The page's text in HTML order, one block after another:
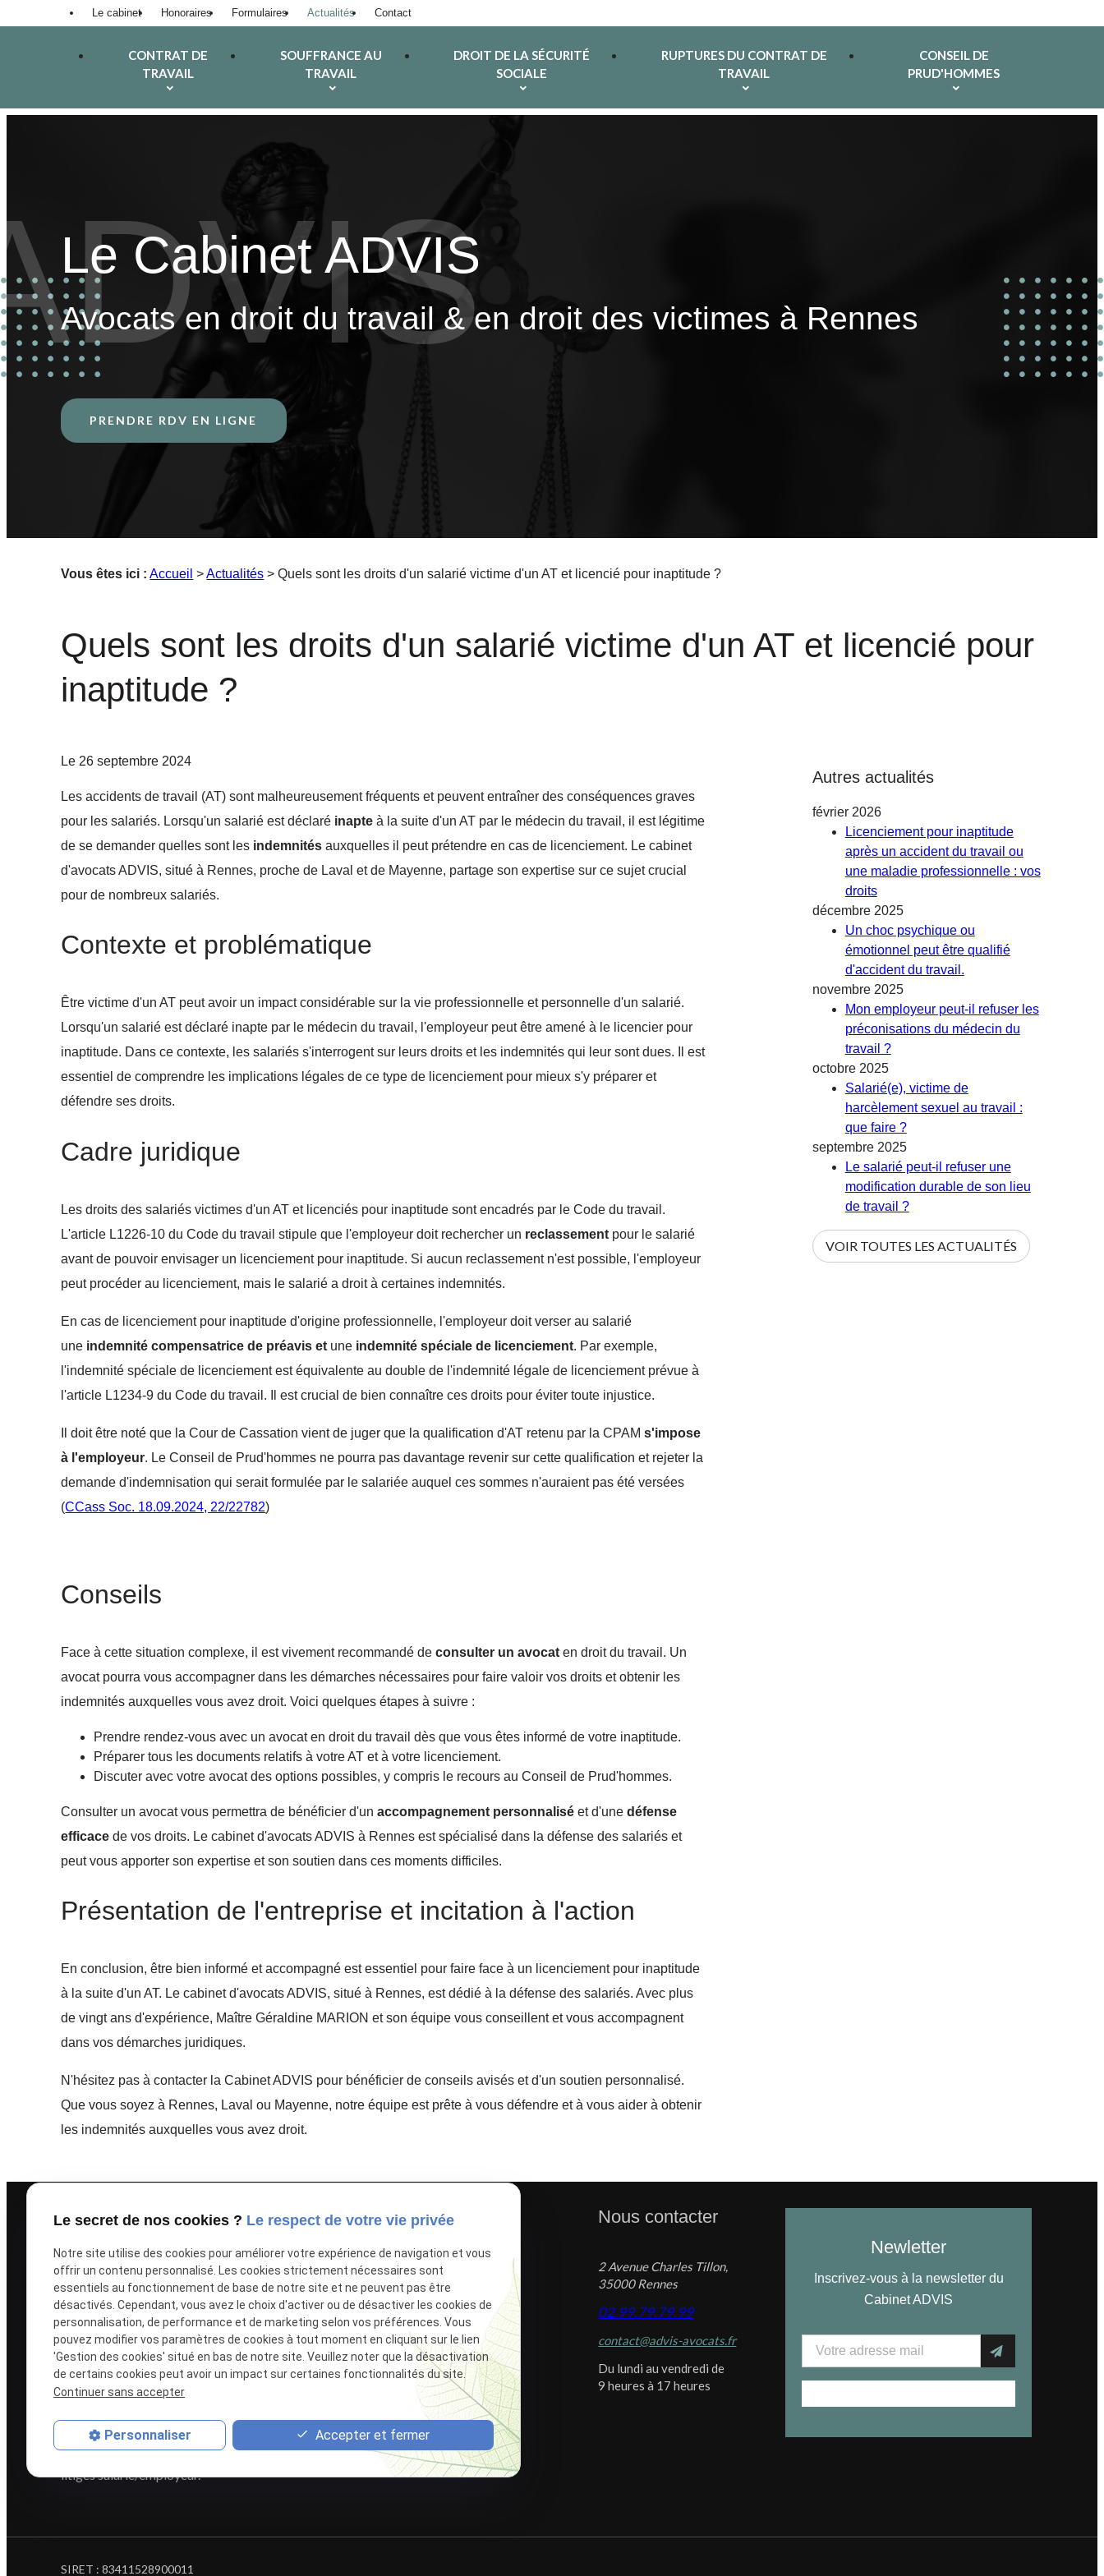
Le cabinet Honoraires Formulaires Actualités Contact
CONTRAT DE
TRAVAIL
SOUFFRANCE AU
TRAVAIL
DROIT DE LA SÉCURITÉ
SOCIALE
RUPTURES DU CONTRAT DE
TRAVAIL
CONSEIL DE
PRUD'HOMMES
Le Cabinet ADVIS
Avocats en droit du travail & en droit des victimes à Rennes
PRENDRE RDV EN LIGNE
Vous êtes ici : Accueil >Actualités > Quels sont les droits d'un salarié victime d'un AT et licencié pour inaptitude ?
Quels sont les droits d'un salarié victime d'un AT et licencié pour
inaptitude ?
Le 26 septembre 2024
Les accidents de travail (AT) sont malheureusement fréquents et peuvent entraîner des conséquences graves
pour les salariés. Lorsqu'un salarié est déclaré inapte à la suite d'un AT par le médecin du travail, il est légitime
de se demander quelles sont les indemnités auxquelles il peut prétendre en cas de licenciement. Le cabinet
d'avocats ADVIS, situé à Rennes, proche de Laval et de Mayenne, partage son expertise sur ce sujet crucial
pour de nombreux salariés.
Contexte et problématique
Être victime d'un AT peut avoir un impact considérable sur la vie professionnelle et personnelle d'un salarié.
Lorsqu'un salarié est déclaré inapte par le médecin du travail, l'employeur peut être amené à le licencier pour
inaptitude. Dans ce contexte, les salariés s'interrogent sur leurs droits et les indemnités qui leur sont dues. Il est
essentiel de comprendre les implications légales de ce type de licenciement pour mieux s'y préparer et
défendre ses droits.
Cadre juridique
Les droits des salariés victimes d'un AT et licenciés pour inaptitude sont encadrés par le Code du travail.
L'article L1226-10 du Code du travail stipule que l'employeur doit rechercher un reclassement pour le salarié
avant de pouvoir envisager un licenciement pour inaptitude. Si aucun reclassement n'est possible, l'employeur
peut procéder au licenciement, mais le salarié a droit à certaines indemnités.
En cas de licenciement pour inaptitude d'origine professionnelle, l'employeur doit verser au salarié
une indemnité compensatrice de préavis et une indemnité spéciale de licenciement. Par exemple,
l'indemnité spéciale de licenciement est équivalente au double de l'indemnité légale de licenciement prévue à
l'article L1234-9 du Code du travail. Il est crucial de bien connaître ces droits pour éviter toute injustice.
Il doit être noté que la Cour de Cassation vient de juger que la qualification d'AT retenu par la CPAMs'impose
à l'employeur. Le Conseil de Prud'hommes ne pourra pas davantage revenir sur cette qualification et rejeter la
demande d'indemnisation qui serait formulée par le salariée auquel ces sommes n'auraient pas été versées
(CCass Soc. 18.09.2024, 22/22782)
Conseils
Face à cette situation complexe, il est vivement recommandé deconsulter un avocaten droit du travail. Un
avocat pourra vous accompagner dans les démarches nécessaires pour faire valoir vos droits et obtenir les
indemnités auxquelles vous avez droit. Voici quelques étapes à suivre :
Prendre rendez-vous avec un avocat en droit du travail dès que vous êtes informé de votre inaptitude.
Préparer tous les documents relatifs à votre AT et à votre licenciement.
Discuter avec votre avocat des options possibles, y compris le recours au Conseil de Prud'hommes.
Consulter un avocat vous permettra de bénéficier d'unaccompagnement personnalisé et d'unedéfense
efficace de vos droits. Le cabinet d'avocats ADVIS à Rennes est spécialisé dans la défense des salariés et
peut vous apporter son expertise et son soutien dans ces moments difficiles.
Présentation de l'entreprise et incitation à l'action
En conclusion, être bien informé et accompagné est essentiel pour faire face à un licenciement pour inaptitude
à la suite d'un AT. Le cabinet d'avocats ADVIS, situé à Rennes, est dédié à la défense des salariés. Avec plus
de vingt ans d'expérience, Maître Géraldine MARION et son équipe vous conseillent et vous accompagnent
dans vos démarches juridiques.
N'hésitez pas à contacter la Cabinet ADVIS pour bénéficier de conseils avisés et d'un soutien personnalisé.
Que vous soyez à Rennes, Laval ou Mayenne, notre équipe est prête à vous défendre et à vous aider à obtenir
les indemnités auxquelles vous avez droit.
Autres actualités
février 2026
Licenciement pour inaptitude
après un accident du travail ou
une maladie professionnelle : vos
droits
décembre 2025
Un choc psychique ou
émotionnel peut être qualifié
d'accident du travail.
novembre 2025
Mon employeur peut-il refuser les
préconisations du médecin du
travail ?
octobre 2025
Salarié(e), victime de
harcèlement sexuel au travail :
que faire ?
septembre 2025
Le salarié peut-il refuser une
modification durable de son lieu
de travail ?
VOIR TOUTES LES ACTUALITÉS
Plus de vingt ans d'expérience en
droit du travail lui permettent de
vous conseiller avec efficacité,
clairvoyance et pragmatisme.
Elle vous représente devant toutes
les juridictions connaissant des
litiges salarié/employeur.
Liens utiles
Mentions légales
Politique de confidentialité
Plan du site
Gestion des cookies
Nous contacter
2 Avenue Charles Tillon,
35000 Rennes
02.99.79.79.99
contact@advis-avocats.fr
Du lundi au vendredi de
9 heures à 17 heures
Newletter
Inscrivez-vous à la newsletter du
Cabinet ADVIS
SIRET : 83411528900011
Panneau de gestion des cookies
Le secret de nos cookies ? Le respect de votre vie privée
Notre site utilise des cookies pour améliorer votre expérience de navigation et vous
offrir un contenu personnalisé. Les cookies strictement nécessaires sont
essentiels au fonctionnement de base de notre site et ne peuvent pas être
désactivés. Cependant, vous avez le choix d'activer ou de désactiver les cookies de
personnalisation, de performance et de marketing selon vos préférences. Vous
pouvez modifier vos paramètres de cookies à tout moment en cliquant sur le lien
'Gestion des cookies' situé en bas de notre site. Veuillez noter que la désactivation
de certains cookies peut avoir un impact sur certaines fonctionnalités du site.
Continuer sans accepter
Personnaliser Accepter et fermer